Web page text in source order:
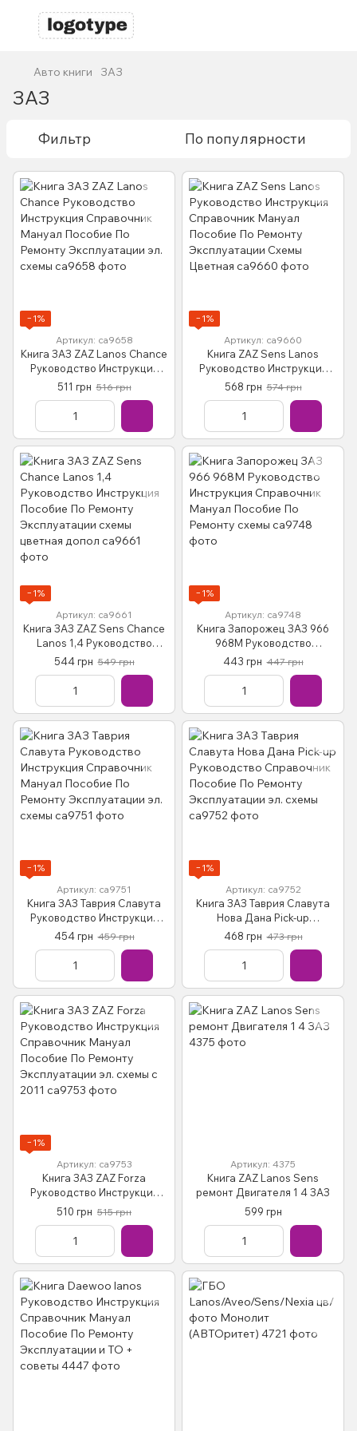
Авто книги ЗАЗ
ЗАЗ
Фильтр По популярности
−1%
Артикул: са9658
Книга ЗАЗ ZAZ Lanos Chance
Руководство Инструкция
Справочник Мануал
Пособие По Ремонту
Эксплуатации эл. схемы
511 грн 516 грн
−1%
Артикул: са9660
Книга ZAZ Sens Lanos
Руководство Инструкция
Справочник Мануал
Пособие По Ремонту
Эксплуатации Схемы
Цветная
568 грн 574 грн
−1%
Артикул: са9661
Книга ЗАЗ ZAZ Sens Chance
Lanos 1,4 Руководство
Инструкция Пособие По
Ремонту Эксплуатации
схемы цветная допол
544 грн 549 грн
−1%
Артикул: са9748
Книга Запорожец ЗАЗ 966
968М Руководство
Инструкция Справочник
Мануал Пособие По Ремонту
443 грн 447 грн
−1%
Артикул: са9751
Книга ЗАЗ Таврия Славута
Руководство Инструкция
Справочник Мануал
Пособие По Ремонту
Эксплуатации эл. схемы
454 грн 459 грн
−1%
Артикул: са9752
Книга ЗАЗ Таврия Славута
Нова Дана Pick-up
Руководство Справочник
Пособие По Ремонту
Эксплуатации эл. схемы
468 грн 473 грн
−1%
Артикул: са9753
Книга ЗАЗ ZAZ Forza
Руководство Инструкция
Справочник Мануал
Пособие По Ремонту
Эксплуатации эл. схемы с
510 грн 515 грн
Артикул: 4375
Книга ZAZ Lanos Sens
ремонт Двигателя 1 4 ЗАЗ
599 грн